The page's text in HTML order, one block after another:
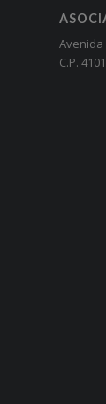
Avenida
C.P.